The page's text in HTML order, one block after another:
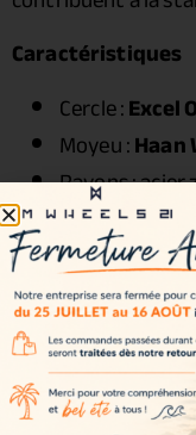
Caractéristiques
Cercle :Excel
Moyeu :Haan
Rayons :
Écrous : acier
Roulements :
Joints spy :
Entretoises :
Visserie :
Couleurs